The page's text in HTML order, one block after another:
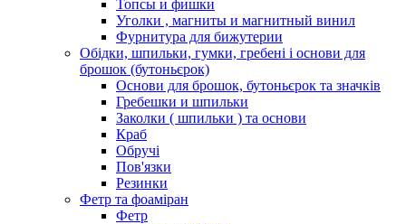
Топсы и фишки
Уголки , магниты и магнитный винил
Фурнитура для бижутерии
Обідки, шпильки, гумки, гребені і основи для
брошок (бутоньєрок)
Основи для брошок, бутоньєрок та значків
Гребешки и шпильки
Заколки ( шпильки ) та основи
Краб
Обручі
Пов'язки
Резинки
Фетр та фоаміран
Фетр